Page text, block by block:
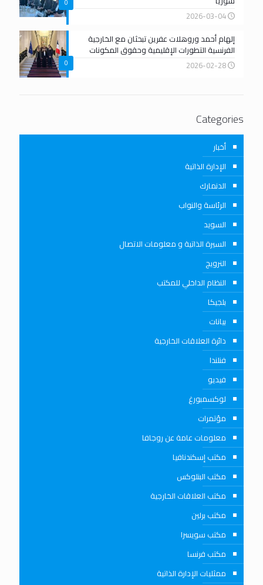
0
2026-03-04
0
إلهام أحمد وروهلات عفرين تبحثان مع الخارجية
الفرنسية التطورات الإقليمية وحقوق المكونات
2026-02-28
Categories
أخبار
الإدارة الذاتية
الدنمارك
الرئاسة والنواب
السويد
السيرة الذاتية و معلومات الاتصال
النرويج
النظام الداخلي للمكتب
بلجيكا
بيانات
دائرة العلاقات الخارجية
فنلندا
فيديو
لوكسمبورغ
مؤتمرات
معلومات عامة عن روجافا
مكتب إسكندنافيا
مكتب البنلوكس
مكتب العلاقات الخارجية
مكتب برلين
مكتب سويسرا
مكتب فرنسا
ممثليات الإدارة الذاتية